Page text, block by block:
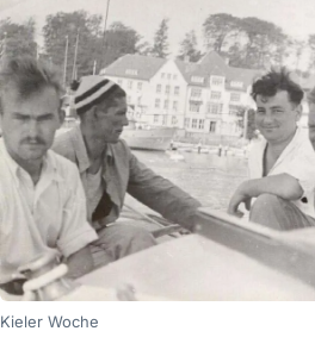
Kieler Woche